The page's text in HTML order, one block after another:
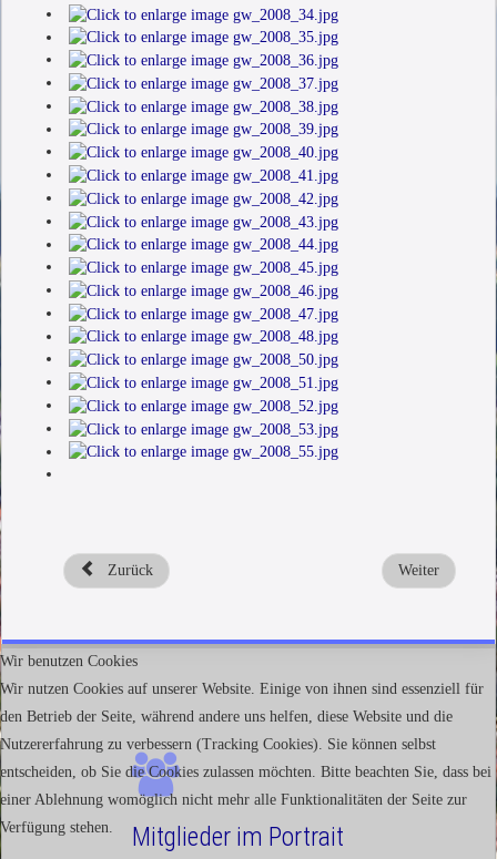
Zurück Weiter
Mitglieder im Portrait
Wir benutzen Cookies
Wir nutzen Cookies auf unserer Website. Einige von ihnen sind essenziell für
den Betrieb der Seite, während andere uns helfen, diese Website und die
Nutzererfahrung zu verbessern (Tracking Cookies). Sie können selbst
entscheiden, ob Sie die Cookies zulassen möchten. Bitte beachten Sie, dass bei
einer Ablehnung womöglich nicht mehr alle Funktionalitäten der Seite zur
Verfügung stehen.